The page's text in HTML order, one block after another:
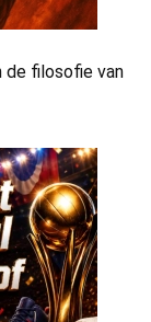
de filosofie van